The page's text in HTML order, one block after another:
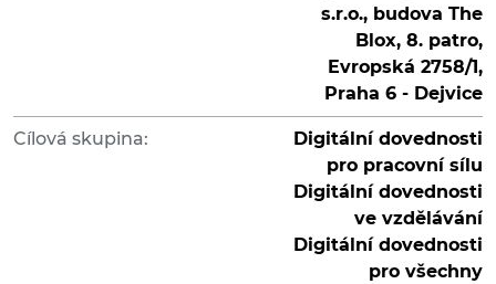
s.r.o., budova The
Blox, 8. patro,
Evropská 2758/1,
Praha 6 - Dejvice
Cílová skupina:
Digitální dovednosti
pro pracovní sílu
Digitální dovednosti
ve vzdělávání
Digitální dovednosti
pro všechny